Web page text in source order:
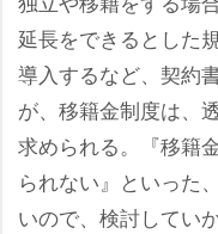
延長をできるとした
導入するなど、契約
が、移籍金制度は、
求められる。『移籍
られない』といった
いので、検討してい